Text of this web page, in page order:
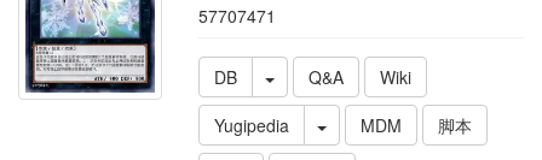
57707471
DB Q&A
Wiki
Yugipedia
MDM
脚本